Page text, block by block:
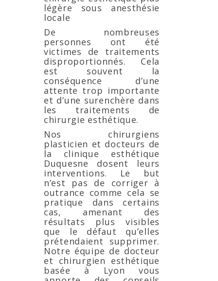
légère sous anesthésie
locale
De nombreuses
personnes ont été
victimes de traitements
disproportionnés. Cela
est souvent la
conséquence d’une
attente trop importante
et d’une surenchère dans
les traitements de
chirurgie esthétique.
Nos chirurgiens
plasticien et docteurs de
la clinique esthétique
Duquesne dosent leurs
interventions. Le but
n’est pas de corriger à
outrance comme cela se
pratique dans certains
cas, amenant des
résultats plus visibles
que le défaut qu’elles
prétendaient supprimer.
Notre équipe de docteur
et chirurgien esthétique
basée à Lyon vous